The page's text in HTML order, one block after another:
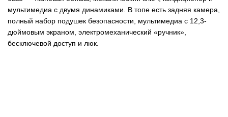
мультимедиа с двумя динамиками. В топе есть задняя камера,
полный набор подушек безопасности, мультимедиа с 12,3-
дюймовым экраном, электромеханический «ручник»,
бесключевой доступ и люк.